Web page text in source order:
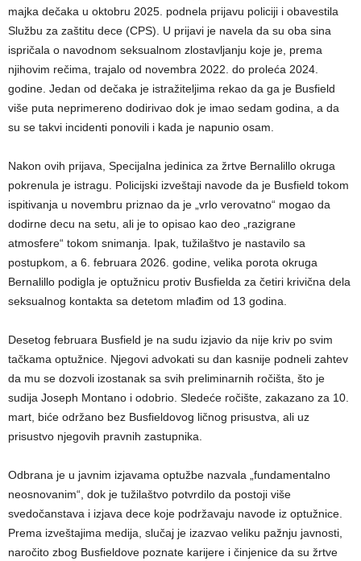
majka dečaka u oktobru 2025. podnela prijavu policiji i obavestila
Službu za zaštitu dece (CPS). U prijavi je navela da su oba sina
ispričala o navodnom seksualnom zlostavljanju koje je, prema
njihovim rečima, trajalo od novembra 2022. do proleća 2024.
godine. Jedan od dečaka je istražiteljima rekao da ga je Busfield
više puta neprimereno dodirivao dok je imao sedam godina, a da
su se takvi incidenti ponovili i kada je napunio osam.
Nakon ovih prijava, Specijalna jedinica za žrtve Bernalillo okruga
pokrenula je istragu. Policijski izveštaji navode da je Busfield tokom
ispitivanja u novembru priznao da je „vrlo verovatno“ mogao da
dodirne decu na setu, ali je to opisao kao deo „razigrane
atmosfere“ tokom snimanja. Ipak, tužilaštvo je nastavilo sa
postupkom, a 6. februara 2026. godine, velika porota okruga
Bernalillo podigla je optužnicu protiv Busfielda za četiri krivična dela
seksualnog kontakta sa detetom mlađim od 13 godina.
Desetog februara Busfield je na sudu izjavio da nije kriv po svim
tačkama optužnice. Njegovi advokati su dan kasnije podneli zahtev
da mu se dozvoli izostanak sa svih preliminarnih ročišta, što je
sudija Joseph Montano i odobrio. Sledeće ročište, zakazano za 10.
mart, biće održano bez Busfieldovog ličnog prisustva, ali uz
prisustvo njegovih pravnih zastupnika.
Odbrana je u javnim izjavama optužbe nazvala „fundamentalno
neosnovanim“, dok je tužilaštvo potvrdilo da postoji više
svedočanstava i izjava dece koje podržavaju navode iz optužnice.
Prema izveštajima medija, slučaj je izazvao veliku pažnju javnosti,
naročito zbog Busfieldove poznate karijere i činjenice da su žrtve